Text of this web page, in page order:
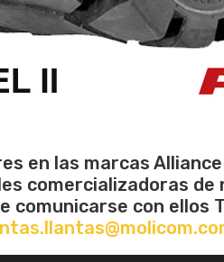
en las marcas
comercializadoras
comunicarse con ellos